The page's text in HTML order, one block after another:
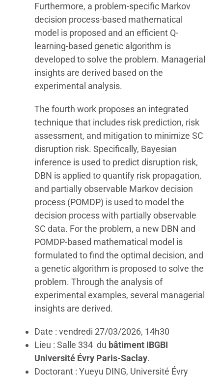
Furthermore, a problem-specific Markov
decision process-based mathematical
model is proposed and an efficient Q-
learning-based genetic algorithm is
developed to solve the problem. Managerial
insights are derived based on the
experimental analysis.
The fourth work proposes an integrated
technique that includes risk prediction, risk
assessment, and mitigation to minimize SC
disruption risk. Specifically, Bayesian
inference is used to predict disruption risk,
DBN is applied to quantify risk propagation,
and partially observable Markov decision
process (POMDP) is used to model the
decision process with partially observable
SC data. For the problem, a new DBN and
POMDP-based mathematical model is
formulated to find the optimal decision, and
a genetic algorithm is proposed to solve the
problem. Through the analysis of
experimental examples, several managerial
insights are derived.
Date : vendredi 27/03/2026, 14h30
Lieu : Salle 334 du bâtiment IBGBI
Université Évry Paris-Saclay.
Doctorant : Yueyu DING, Université Évry